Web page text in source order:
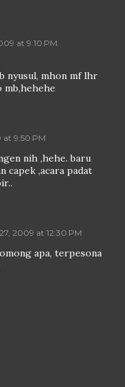
at 9:10 PM
nyusul, mhon mf lhr
mb,hehehe
at 9:50 PM
nih ,hehe. baru
capek ,acara padat
2009 at 12:30 PM
apa, terpesona